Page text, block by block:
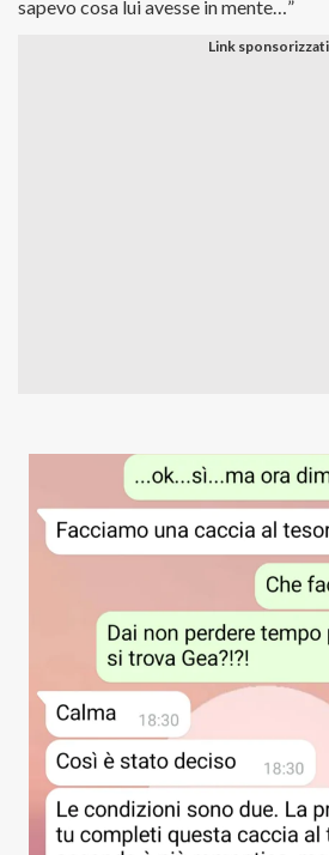
sapevo cosa lui avesse in mente…”